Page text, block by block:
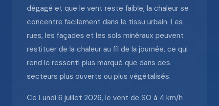
dégagé et que le vent reste faible, la chaleur se
concentre facilement dans le tissu urbain. Les
rues, les façades et les sols minéraux peuvent
restituer de la chaleur au fil de la journée, ce qui
rend le ressenti plus marqué que dans des
secteurs plus ouverts ou plus végétalisés.
Ce Lundi 6 juillet 2026, le vent de SO à 4 km/h